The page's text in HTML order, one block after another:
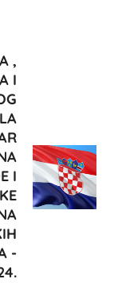
,
I
I
-